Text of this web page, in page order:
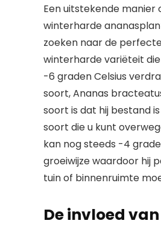
Een uitstekende
winterharde
zoeken naar de
winterharde variëteit
-6 graden Celsius
soort, Ananas
soort is dat hij bestand
soort die u kunt
kan nog steeds -4
groeiwijze waardoor hij
tuin of binnenruimte
De invloed